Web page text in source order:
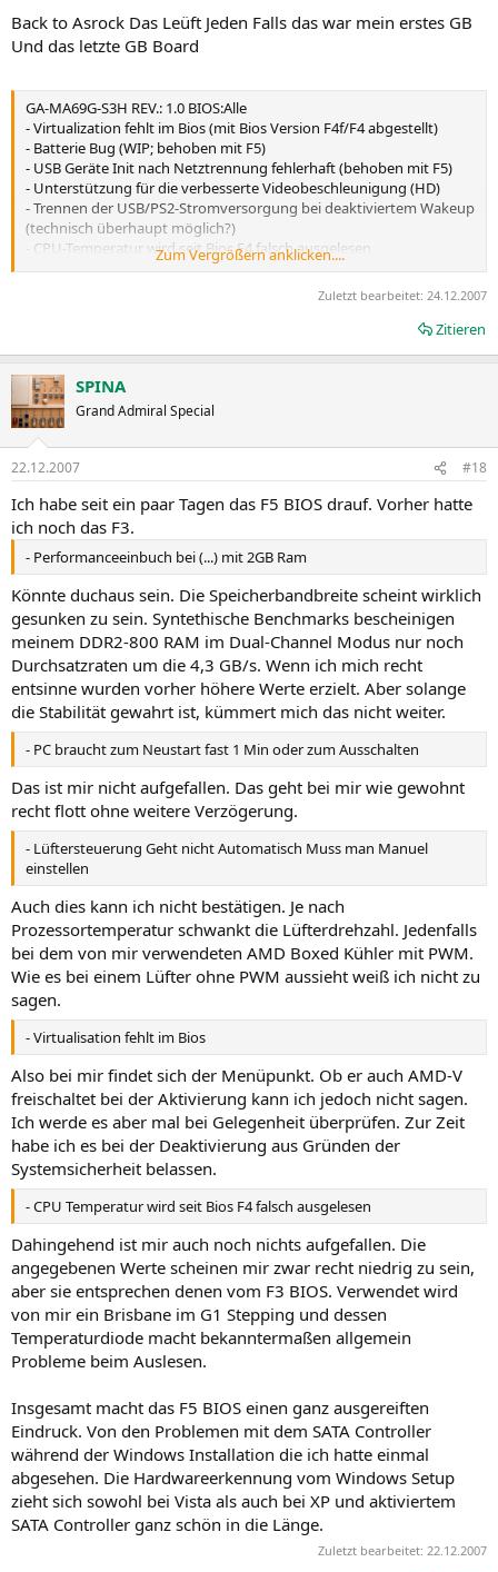
Back to Asrock Das Leüft Jeden Falls das war mein erstes GB
Und das letzte GB Board
GA-MA69G-S3H REV.: 1.0 BIOS:Alle
- Virtualization fehlt im Bios (mit Bios Version F4f/F4 abgestellt)
- Batterie Bug (WIP; behoben mit F5)
- USB Geräte Init nach Netztrennung fehlerhaft (behoben mit F5)
- Unterstützung für die verbesserte Videobeschleunigung (HD)
- Trennen der USB/PS2-Stromversorgung bei deaktiviertem Wakeup
(technisch überhaupt möglich?)
- CPU-Temperatur wird seit Bios F4 falsch ausgelesen
- Performanceeinbruch bei WinRar und Spielen seit Bios Version
- Ram-Timings werden nicht übernommen (BIOS F5)
- CPU-Multi 14x fehlt (BIOS F5)
- Monitor HP w2207h funktioniert nicht in nativer Auflösung (kein
Bild)
GA-MA69G-S3H REV.: 1.0 BIOS:F3 / F5
- Performance einbuch bei WinRar und Spielen , Browser , Everest
und co
seit Bios Version F4 und F5
mit 2GB Ram
- Ram-Timings werden nicht übernommen (BIOS F5)
- Pc braucht Zum neustart Fast 1 Min Oder zum aus schalten Bios F5
- Neue Hdd IDE 400 GB bios F3/F4 Abzturts Unter last Bios F5 Ohne
Problem
- Lüftersteuerung Geht nicht Automatisch Muss man Manuel
einstellen Bios F5
- NB analize Führt zu Kurzen Aussetzern Bios F3 - F5
- Wen mann Die CPU spanung Manuel vergibt den wird die Unter
Cool´n´Quiet Nicht mehr Runter gesetzt des weiter Kommt es dann
Zum Ab sturz Bios F3 - F5
Gigabyte GA-MA69G-S3H und wahrscheinlich auhc die anderen
690g Boards.
4gb Ram + Vista64 führt zu Bluescreens oder Grafikfehlern
http://62.109.81.232/cgi-bin/sbb/sbb...40&start=0#5
Zum Vergrößern anklicken....
Zuletzt bearbeitet: 24.12.2007
Zitieren
SPINA
Grand Admiral Special
22.12.2007 #18
Ich habe seit ein paar Tagen das F5 BIOS drauf. Vorher hatte
ich noch das F3.
- Performanceeinbuch bei (...) mit 2GB Ram
Könnte duchaus sein. Die Speicherbandbreite scheint wirklich
gesunken zu sein. Syntethische Benchmarks bescheinigen
meinem DDR2-800 RAM im Dual-Channel Modus nur noch
Durchsatzraten um die 4,3 GB/s. Wenn ich mich recht
entsinne wurden vorher höhere Werte erzielt. Aber solange
die Stabilität gewahrt ist, kümmert mich das nicht weiter.
- PC braucht zum Neustart fast 1 Min oder zum Ausschalten
Das ist mir nicht aufgefallen. Das geht bei mir wie gewohnt
recht flott ohne weitere Verzögerung.
- Lüftersteuerung Geht nicht Automatisch Muss man Manuel
einstellen
Auch dies kann ich nicht bestätigen. Je nach
Prozessortemperatur schwankt die Lüfterdrehzahl. Jedenfalls
bei dem von mir verwendeten AMD Boxed Kühler mit PWM.
Wie es bei einem Lüfter ohne PWM aussieht weiß ich nicht zu
sagen.
- Virtualisation fehlt im Bios
Also bei mir findet sich der Menüpunkt. Ob er auch AMD-V
freischaltet bei der Aktivierung kann ich jedoch nicht sagen.
Ich werde es aber mal bei Gelegenheit überprüfen. Zur Zeit
habe ich es bei der Deaktivierung aus Gründen der
Systemsicherheit belassen.
- CPU Temperatur wird seit Bios F4 falsch ausgelesen
Dahingehend ist mir auch noch nichts aufgefallen. Die
angegebenen Werte scheinen mir zwar recht niedrig zu sein,
aber sie entsprechen denen vom F3 BIOS. Verwendet wird
von mir ein Brisbane im G1 Stepping und dessen
Temperaturdiode macht bekanntermaßen allgemein
Probleme beim Auslesen.
Insgesamt macht das F5 BIOS einen ganz ausgereiften
Eindruck. Von den Problemen mit dem SATA Controller
während der Windows Installation die ich hatte einmal
abgesehen. Die Hardwareerkennung vom Windows Setup
zieht sich sowohl bei Vista als auch bei XP und aktiviertem
SATA Controller ganz schön in die Länge.
Zuletzt bearbeitet: 22.12.2007